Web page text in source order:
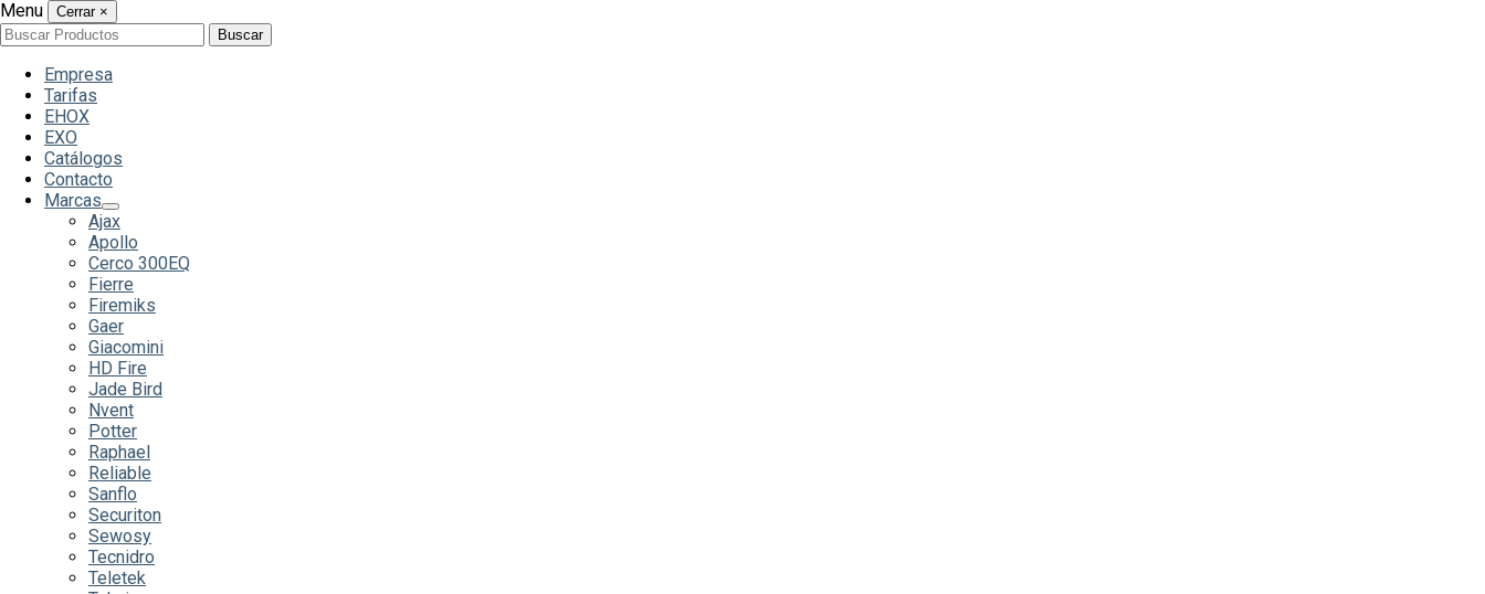
Menu Cerrar ×
Buscar
por:
Buscar
Empresa
Tarifas
EHOX
EXO
Catálogos
Contacto
Marcas
Ajax
Apollo
Cerco 300EQ
Fierre
Firemiks
Gaer
Giacomini
HD Fire
Jade Bird
Nvent
Potter
Raphael
Reliable
Sanflo
Securiton
Sewosy
Tecnidro
Teletek